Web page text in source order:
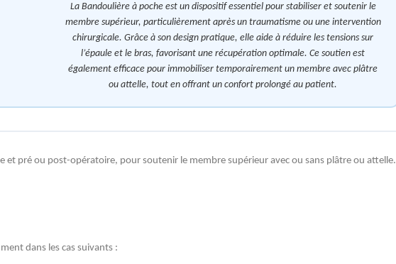
La Bandoulière à poche est un dispositif essentiel pour stabiliser et soutenir le
membre supérieur, particulièrement après un traumatisme ou une intervention
chirurgicale. Grâce à son design pratique, elle aide à réduire les tensions sur
l’épaule et le bras, favorisant une récupération optimale. Ce soutien est
également efficace pour immobiliser temporairement un membre avec plâtre
ou attelle, tout en offrant un confort prolongé au patient.
pré ou post-opératoire, pour soutenir le membre supérieur avec ou sans plâtre ou attelle.
dans les cas suivants :